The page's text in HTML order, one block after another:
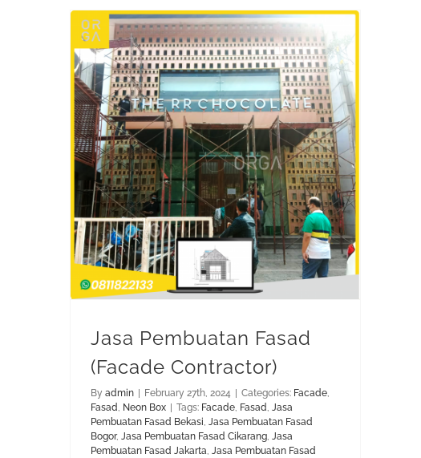
Jasa Pembuatan Fasad
(Facade Contractor)
By admin February 27th, 2024 Categories: Facade,
Fasad, Neon Box Tags: Facade, Fasad, Jasa
Pembuatan Fasad Bekasi, Jasa Pembuatan Fasad
Bogor, Jasa Pembuatan Fasad Cikarang, Jasa
Pembuatan Fasad Jakarta, Jasa Pembuatan Fasad